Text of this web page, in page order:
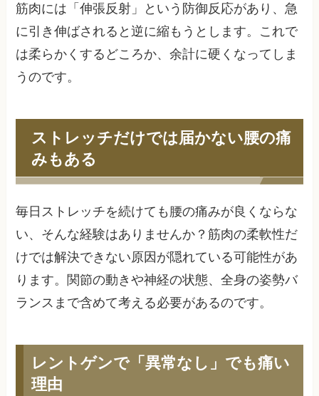
筋肉には「伸張反射」という防御反応があり、急
に引き伸ばされると逆に縮もうとします。これで
は柔らかくするどころか、余計に硬くなってしま
うのです。
ストレッチだけでは届かない腰の痛
みもある
毎日ストレッチを続けても腰の痛みが良くならな
い、そんな経験はありませんか？筋肉の柔軟性だ
けでは解決できない原因が隠れている可能性があ
ります。関節の動きや神経の状態、全身の姿勢バ
ランスまで含めて考える必要があるのです。
レントゲンで「異常なし」でも痛い
理由